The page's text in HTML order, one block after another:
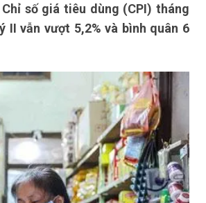
số giá tiêu dùng (CPI) tháng
II vẫn vượt 5,2% và bình quân 6